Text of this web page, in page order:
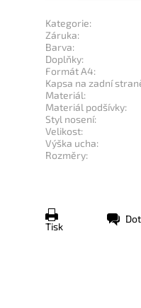
Kategorie:
Záruka:
Barva:
Doplňky:
Formát A4:
Kapsa na zadní
Materiál:
Materiál podšívky:
Styl nosení:
Velikost:
Výška ucha:
Rozměry:
Tisk